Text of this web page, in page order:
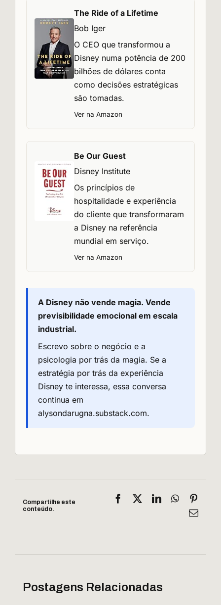
The Ride of a Lifetime
Bob Iger
O CEO que transformou a
Disney numa potência de 200
bilhões de dólares conta
como decisões estratégicas
são tomadas.
Ver na Amazon
Be Our Guest
Disney Institute
Os princípios de
hospitalidade e experiência
do cliente que transformaram
a Disney na referência
mundial em serviço.
Ver na Amazon
A Disney não vende magia. Vende
previsibilidade emocional em escala
industrial.
Escrevo sobre o negócio e a
psicologia por trás da magia. Se a
estratégia por trás da experiência
Disney te interessa, essa conversa
continua em
alysondarugna.substack.com.
Compartilhe este
conteúdo.
FacebookLinkedInWhatsApp
E-
Postagens Relacionadas